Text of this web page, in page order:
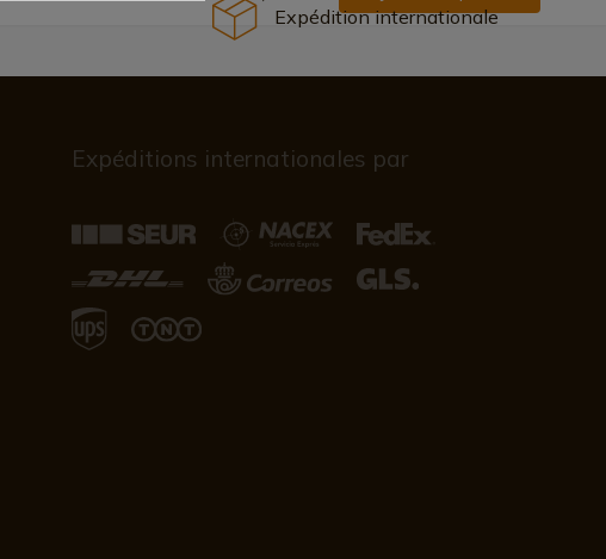
Expédition internationale
Expéditions internationales par